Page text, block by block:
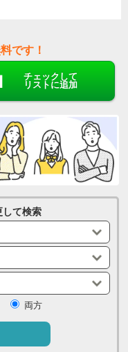
です！
チェックして
リストに追加
して検索
両方